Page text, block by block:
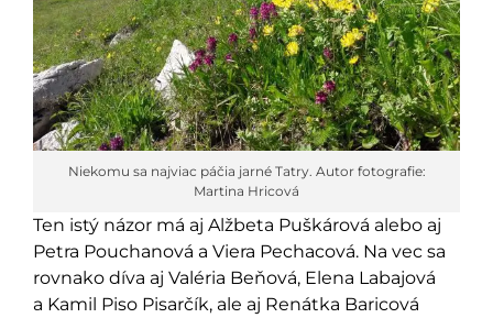
Niekomu sa najviac páčia jarné Tatry. Autor fotografie:
Martina Hricová
Ten istý názor má aj Alžbeta Puškárová alebo aj
Petra Pouchanová a Viera Pechacová. Na vec sa
rovnako díva aj Valéria Beňová, Elena Labajová
a Kamil Piso Pisarčík, ale aj Renátka Baricová